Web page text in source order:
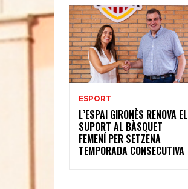
ESPORT
L’ESPAI GIRONÈS RENOVA EL
SUPORT AL BÀSQUET
FEMENÍ PER SETZENA
TEMPORADA CONSECUTIVA